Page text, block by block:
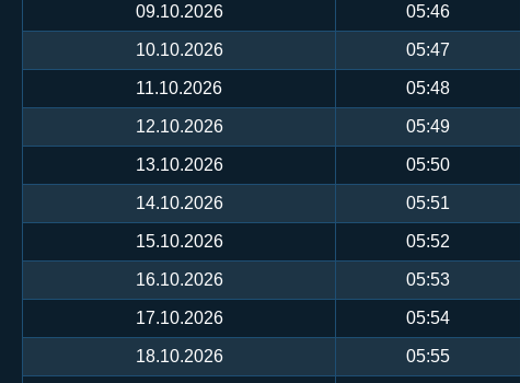
09.10.2026 05:46
10.10.2026 05:47
11.10.2026 05:48
12.10.2026 05:49
13.10.2026 05:50
14.10.2026 05:51
15.10.2026 05:52
16.10.2026 05:53
17.10.2026 05:54
18.10.2026 05:55